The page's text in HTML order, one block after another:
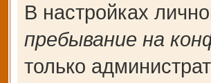
В настройках
пребывание на
только